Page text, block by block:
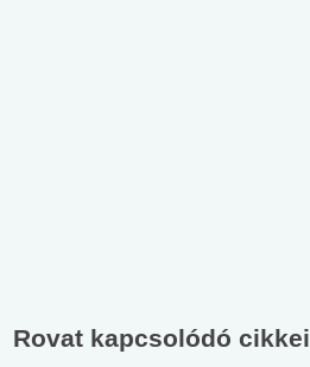
Rovat kapcsolódó cikkei